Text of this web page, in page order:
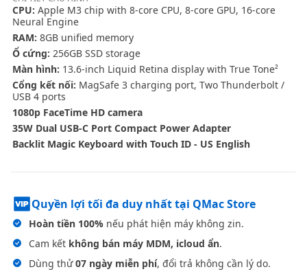
CPU: Apple M3 chip with 8-core CPU, 8-core GPU, 16-core
Neural Engine
RAM: 8GB unified memory
Ổ cứng: 256GB SSD storage
Màn hình: 13.6-inch Liquid Retina display with True Tone²
Cổng kết nối: MagSafe 3 charging port, Two Thunderbolt /
USB 4 ports
1080p FaceTime HD camera
35W Dual USB-C Port Compact Power Adapter
Backlit Magic Keyboard with Touch ID - US English
Quyền lợi tối đa duy nhất tại QMac Store
Hoàn tiền 100% nếu phát hiện máy không zin.
Cam kết không bán máy MDM, icloud ẩn.
Dùng thử07 ngày miễn phí, đổi trả không cần lý do.